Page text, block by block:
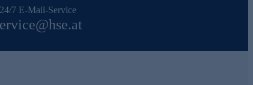
24/7 E-Mail-Service